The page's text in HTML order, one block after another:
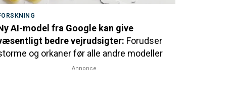
AI-model fra Google kan give
bedre vejrudsigter: Forudser
og orkaner før alle andre modeller
Annonce